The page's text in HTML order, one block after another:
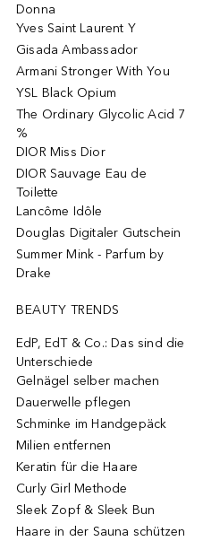
Donna
Yves Saint Laurent Y
Gisada Ambassador
Armani Stronger With You
YSL Black Opium
The Ordinary Glycolic Acid 7
%
DIOR Miss Dior
DIOR Sauvage Eau de
Toilette
Lancôme Idôle
Douglas Digitaler Gutschein
Summer Mink - Parfum by
Drake
BEAUTY TRENDS
EdP, EdT & Co.: Das sind die
Unterschiede
Gelnägel selber machen
Dauerwelle pflegen
Schminke im Handgepäck
Milien entfernen
Keratin für die Haare
Curly Girl Methode
Sleek Zopf & Sleek Bun
Haare in der Sauna schützen